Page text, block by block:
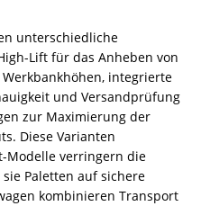
unterschiedliche
Lift für das Anheben von
integrierte
und Versandprüfung
zur Maximierung der
Diese Varianten
Modelle verringern die
Paletten auf sichere
kombinieren Transport